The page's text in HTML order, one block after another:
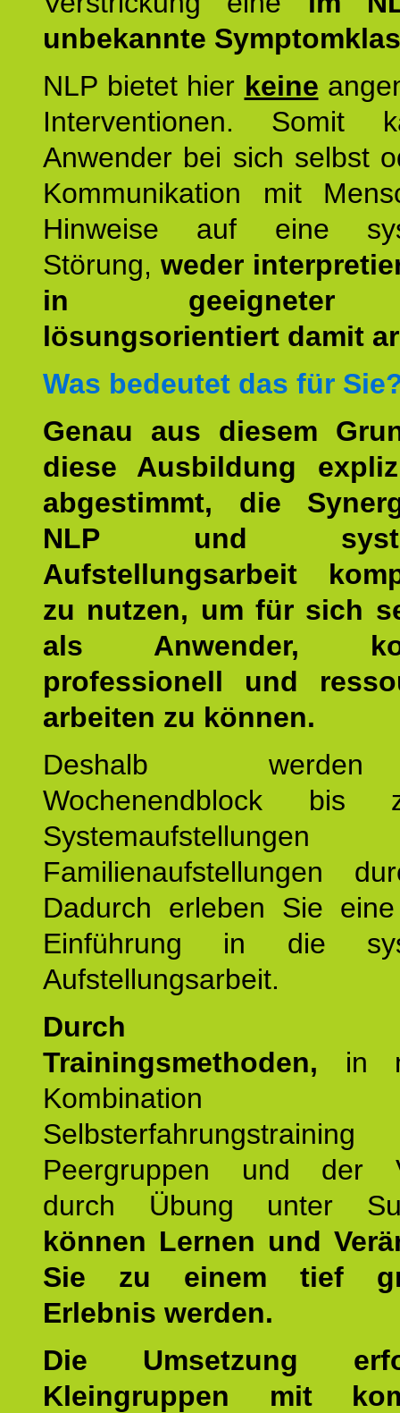
unbekannte
NLP bietet hier keine
Interventionen. Somit
Anwender bei sich selbst
Kommunikation mit
Hinweise auf eine
Störung, weder
in geeigneter
lösungsorientiert damit
Was bedeutet das für
Genau aus diesem
diese Ausbildung
abgestimmt, die
NLP und
Aufstellungsarbeit
zu nutzen, um für sich
als Anwender,
professionell und
arbeiten zu können.
Deshalb
Wochenendblock bis
Familienaufstellungen
Dadurch erleben Sie
Einführung in die
Aufstellungsarbeit.
Durch
Trainingsmethoden, in
Peergruppen und der
durch Übung unter
können Lernen und
Sie zu einem tief
Erlebnis werden.
Die Umsetzung
Kleingruppen mit